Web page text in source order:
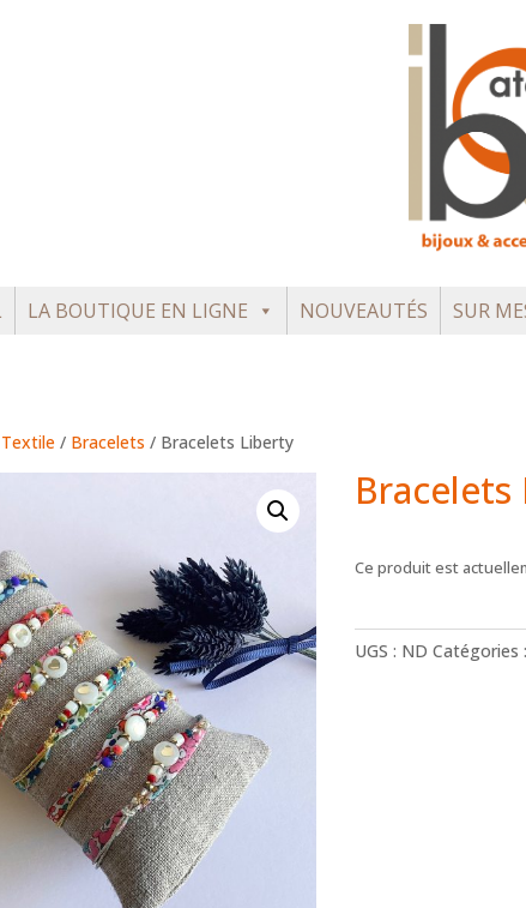
LA BOUTIQUE EN LIGNE NOUVEAUTÉS SUR
/ Bracelets / Bracelets Liberty
Ce produit est
UGS : ND Catégories :